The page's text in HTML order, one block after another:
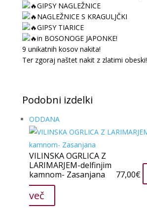
GIPSY NAGLEŽNICE
NAGLEŽNICE S KRAGULJČKI
GIPSY TIARICE
in BOSONOGE JAPONKE!
9 unikatnih kosov nakita!
Ter zgoraj naštet nakit z zlatimi obeski!
Podobni izdelki
ODDANA
VILINSKA OGRLICA Z
LARIMARJEM-delfinjim
kamnom- Zasanjana
77,00€
več